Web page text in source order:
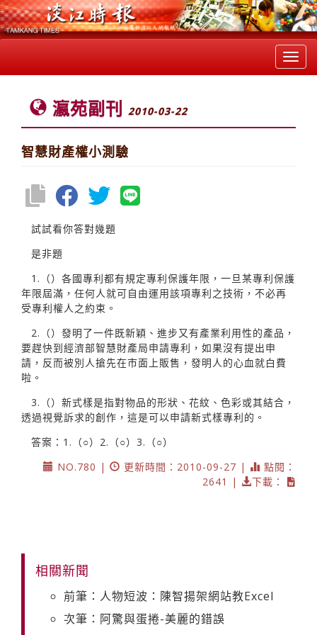
瀛苑副刊 2010-03-22
智慧財產權小測驗
試試看你答對幾題
是非題
1.（）各國專利都有規定專利保護年限，一旦某專利保護
年限屆滿，任何人就可自由運用該項專利之技術，不必再
受專利權人之約束。
2.（）發明了一件既新穎、進步又有產業利用性的產品，
要趕快到經濟部智慧財產局申請專利，如果沒有提出申
請，反而被別人搶先在市面上販售，發明人的心血就白費
啦。
3.（）新式樣是指對物品的形狀、花紋、色彩或其結合，
透過視覺訴求的創作，這是可以申請新式樣專利的。
答案：1.（○）2.（○）3.（○）
NO.780 |
更新時間：2010-09-27 |
點閱：
2641 |
下載：
相關新聞
前筆：人物短波：陳智揚架網站教Excel
次筆：阿驚與蛋捲-美麗的錯誤